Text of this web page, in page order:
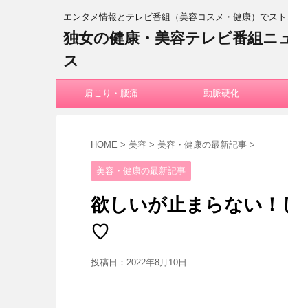
エンタメ情報とテレビ番組（美容コスメ・健康）でス
独女の健康・美容テレビ番組ニ
ス
肩こり・腰痛 動脈硬化
HOME > 美容 > 美容・健康の最新記事 >
美容・健康の最新記事
欲しいが止まらない
♡
投稿日： 2022年8月10日